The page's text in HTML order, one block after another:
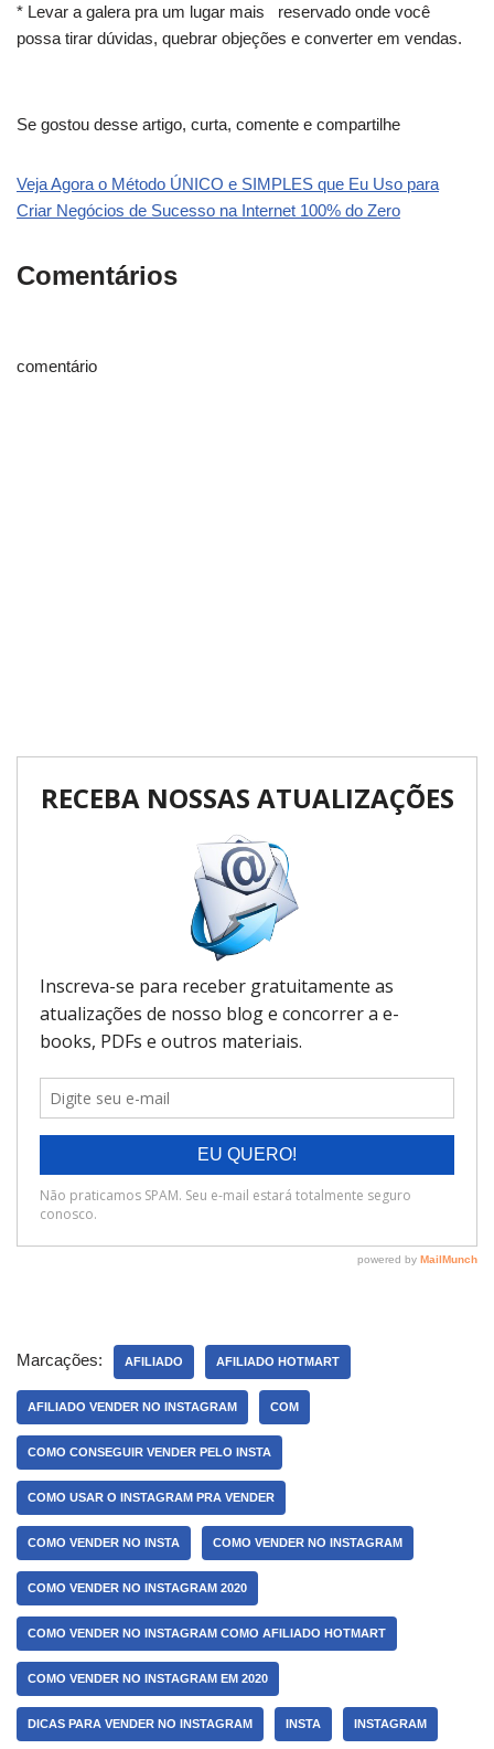
* Levar a galera pra um lugar mais reservado onde você
possa tirar dúvidas, quebrar objeções e converter em vendas.
Se gostou desse artigo, curta, comente e compartilhe
Veja Agora o Método ÚNICO e SIMPLES que Eu Uso para
Criar Negócios de Sucesso na Internet 100% do Zero
Comentários
comentário
Marcações: AFILIADO AFILIADO HOTMART
AFILIADO VENDER NO INSTAGRAM COM
COMO CONSEGUIR VENDER PELO INSTA
COMO USAR O INSTAGRAM PRA VENDER
COMO VENDER NO INSTA COMO VENDER NO INSTAGRAM
COMO VENDER NO INSTAGRAM 2020
COMO VENDER NO INSTAGRAM COMO AFILIADO HOTMART
COMO VENDER NO INSTAGRAM EM 2020
DICAS PARA VENDER NO INSTAGRAM INSTA INSTAGRAM